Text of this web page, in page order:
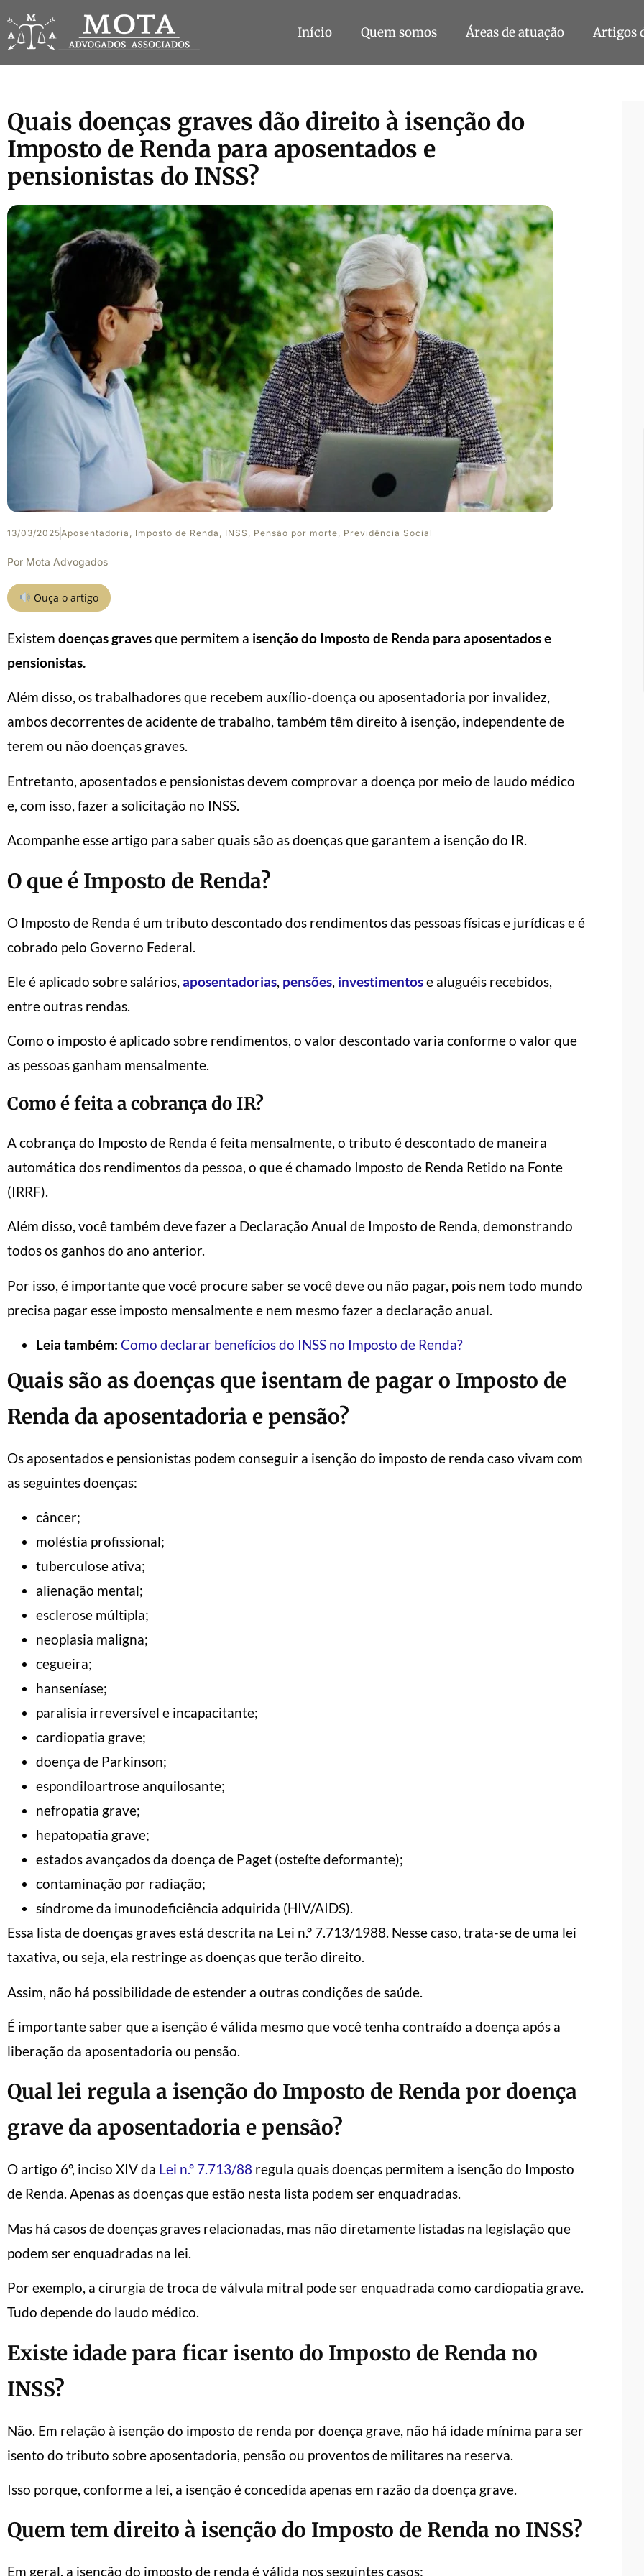
Início Quem somos Áreas de atuação Artigos
Quais doenças graves dão direito à isenção do
Imposto de Renda para aposentados e
pensionistas do INSS?
13/03/2025Aposentadoria , Imposto de Renda , INSS , Pensão por morte, Previdência Social
Por Mota Advogados
Ouça o artigo
Existem doenças gravesque permitem a isenção do Imposto de Renda para aposentados e
pensionistas.
Além disso, os trabalhadores que recebem auxílio-doença ou aposentadoria por invalidez,
ambos decorrentes de acidente de trabalho, também têm direito à isenção, independente de
terem ou não doenças graves.
Entretanto, aposentados e pensionistas devem comprovar a doença por meio de laudo médico
e, com isso, fazer a solicitação no INSS.
Acompanhe esse artigo para saber quais são as doenças que garantem a isenção do IR.
O que é Imposto de Renda?
O Imposto de Renda é um tributo descontado dos rendimentos das pessoas físicas e jurídicas e é
cobrado pelo Governo Federal.
Ele é aplicado sobre salários, aposentadorias, pensões, investimentose aluguéis recebidos,
entre outras rendas.
Como o imposto é aplicado sobre rendimentos, o valor descontado varia conforme o valor que
as pessoas ganham mensalmente.
Como é feita a cobrança do IR?
A cobrança do Imposto de Renda é feita mensalmente, o tributo é descontado de maneira
automática dos rendimentos da pessoa, o que é chamado Imposto de Renda Retido na Fonte
(IRRF).
Além disso, você também deve fazer a Declaração Anual de Imposto de Renda, demonstrando
todos os ganhos do ano anterior.
Por isso, é importante que você procure saber se você deve ou não pagar, pois nem todo mundo
precisa pagar esse imposto mensalmente e nem mesmo fazer a declaração anual.
Leia também: Como declarar benefícios do INSS no Imposto de Renda?
Quais são as doenças que isentam de pagar o Imposto de
Renda da aposentadoria e pensão?
Os aposentados e pensionistas podem conseguir a isenção do imposto de renda caso vivam com
as seguintes doenças:
câncer;
moléstia profissional;
tuberculose ativa;
alienação mental;
esclerose múltipla;
neoplasia maligna;
cegueira;
hanseníase;
paralisia irreversível e incapacitante;
cardiopatia grave;
doença de Parkinson;
espondiloartrose anquilosante;
nefropatia grave;
hepatopatia grave;
estados avançados da doença de Paget (osteíte deformante);
contaminação por radiação;
síndrome da imunodeficiência adquirida (HIV/AIDS).
Essa lista de doenças graves está descrita na Lei n.º 7.713/1988. Nesse caso, trata-se de uma lei
taxativa, ou seja, ela restringe as doenças que terão direito.
Assim, não há possibilidade de estender a outras condições de saúde.
É importante saber que a isenção é válida mesmo que você tenha contraído a doença após a
liberação da aposentadoria ou pensão.
Qual lei regula a isenção do Imposto de Renda por doença
graveda aposentadoria e pensão?
O artigo 6º, inciso XIV da Lei n.º 7.713/88 regula quais doenças permitem a isenção do Imposto
de Renda. Apenas as doenças que estão nesta lista podem ser enquadradas.
Mas há casos de doenças graves relacionadas, mas não diretamente listadas na legislação que
podem ser enquadradas na lei.
Por exemplo, a cirurgia de troca de válvula mitral pode ser enquadrada como cardiopatia grave.
Tudo depende do laudo médico.
Existe idade para ficar isento do Imposto de Renda no
INSS?
Não. Em relação à isenção do imposto de renda por doença grave, não há idade mínima para ser
isento do tributo sobre aposentadoria, pensão ou proventos de militares na reserva.
Isso porque, conforme a lei, a isenção é concedida apenas em razão da doença grave.
Quem tem direito à isenção do Imposto de Renda no INSS?
Em geral, a isenção do imposto de renda é válida nos seguintes casos: